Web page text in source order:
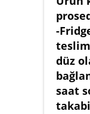
-
düz
saat